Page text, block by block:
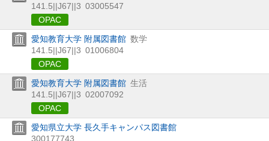
141.5||J67||3 03005547
OPAC
愛知教育大学 附属図書館 数学
141.5||J67||3 01006804
OPAC
愛知教育大学 附属図書館 生活
141.5||J67||3 02007092
OPAC
愛知県立大学 長久手キャンパス図書館
300177743